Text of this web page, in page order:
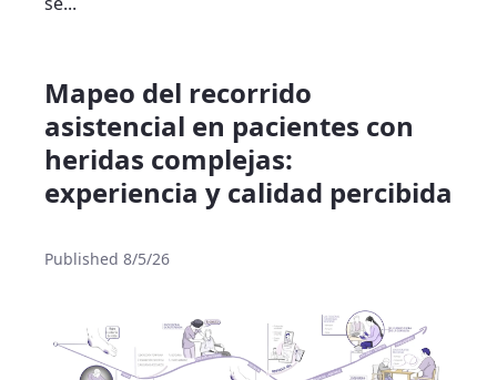
Mapeo del recorrido
asistencial en pacientes con
heridas complejas:
experiencia y calidad percibida
Published 8/5/26